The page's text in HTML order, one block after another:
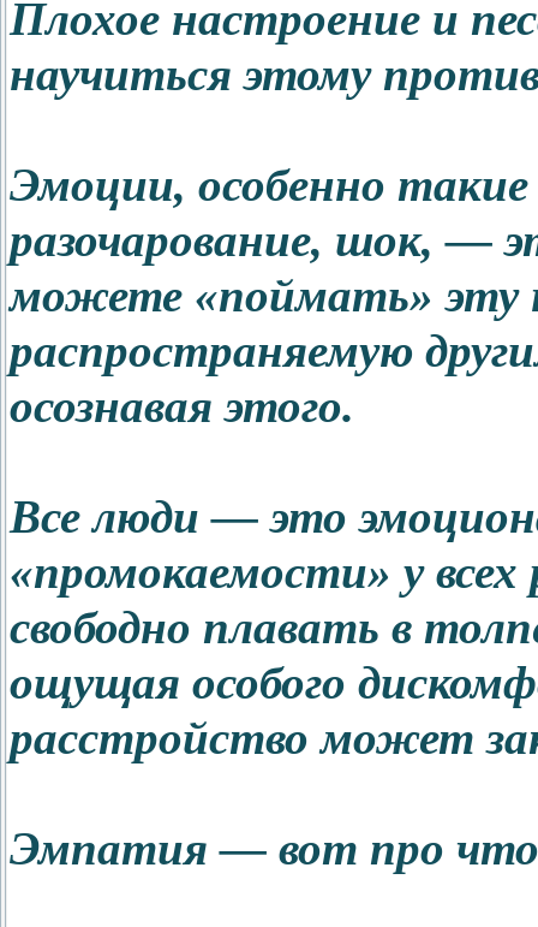
Плохое настроение и
научиться этому
Эмоции, особенно такие
разочарование, шок, —
можете «поймать» эту
распространяемую
осознавая этого.
Все люди — это
«промокаемости» у
свободно плавать в
ощущая особого
расстройство может
Эмпатия — вот про